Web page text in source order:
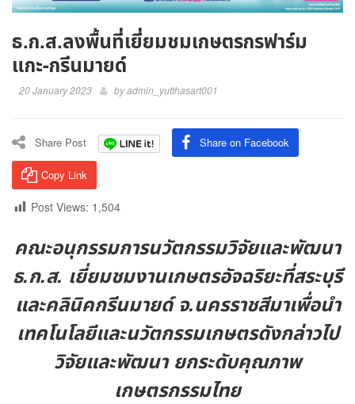
ธ.ก.ส.ลงพื้นที่เยี่ยมชมเกษตรกรฟาร์ม
แกะ-กรีนมายด์
20 January 2023 byadmin_yutthasart001
Share Post Share on Facebook
Copy Link
Post Views: 1,504
คณะอนุกรรมการนวัตกรรมวิจัยและพัฒนา
ธ.ก.ส. เยี่ยมชมงานเกษตรอัจฉริยะที่สระบุรี
และคลินิคกรีนมายด์ จ.นครราชสีมาเพื่อนำ
เทคโนโลยีและนวัตกรรมเกษตรดังกล่าวไป
วิจัยและพัฒนา ยกระดับคุณภาพ
เกษตรกรรมไทย